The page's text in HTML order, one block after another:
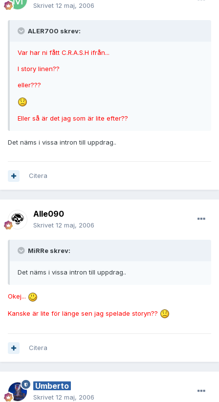
Skrivet 12 maj, 2006
ALER700 skrev:
Var har ni fått C.R.A.S.H ifrån...
I story linen??
eller???
Eller så är det jag som är lite efter??
Det näms i vissa intron till uppdrag..
Citera
Alle090
Skrivet 12 maj, 2006
MiRRe skrev:
Det näms i vissa intron till uppdrag..
Okej...
Kanske är lite för länge sen jag spelade storyn??
Citera
Umberto
Skrivet 12 maj, 2006